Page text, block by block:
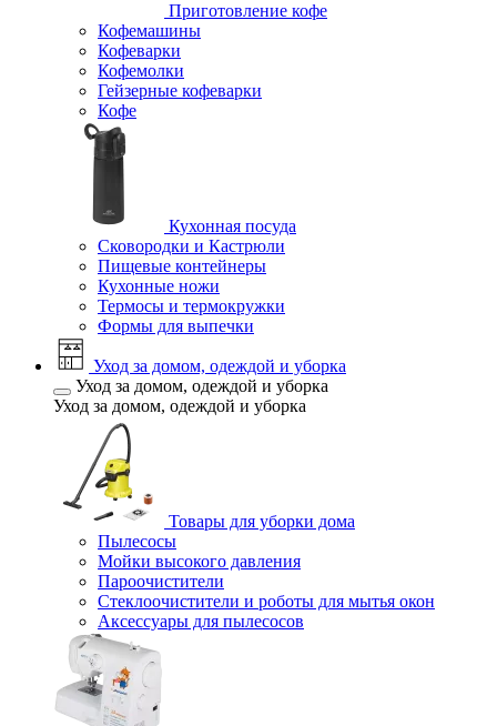
Приготовление кофе
Кофемашины
Кофеварки
Кофемолки
Гейзерные кофеварки
Кофе
Кухонная посуда
Сковородки и Кастрюли
Пищевые контейнеры
Кухонные ножи
Термосы и термокружки
Формы для выпечки
Уход за домом, одеждой и уборка
Уход за домом, одеждой и уборка
Уход за домом, одеждой и уборка
Товары для уборки дома
Пылесосы
Мойки высокого давления
Пароочистители
Стеклоочистители и роботы для мытья окон
Аксессуары для пылесосов